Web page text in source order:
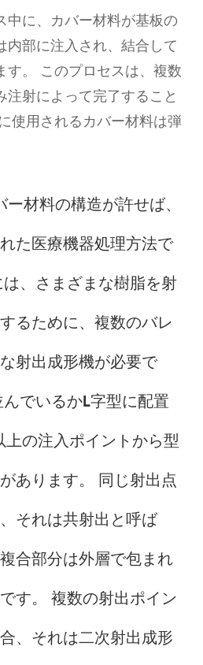
中に、カバー材料が基板の
内部に注入され、結合して
す。 このプロセスは、複数
注射によって完了すること
使用されるカバー材料は弾
材料の構造が許せば、
た医療機器処理方法で
、さまざまな樹脂を射
るために、複数のバレ
射出成形機が必要で
でいるかL字型に配置
上の注入ポイントから型
あります。 同じ射出点
それは共射出と呼ば
合部分は外層で包まれ
す。 複数の射出ポイン
、それは二次射出成形